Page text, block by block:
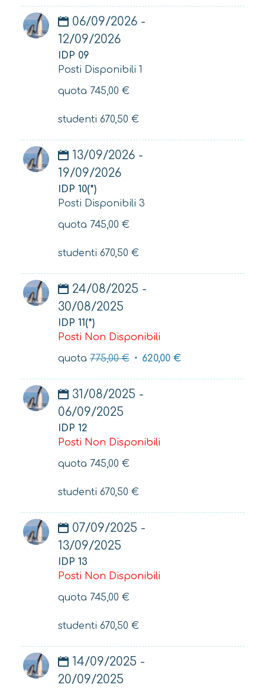
06/09/2026 -
12/09/2026
IDP 09
Posti Disponibili 1
quota 745,00 €
studenti 670,50 €
13/09/2026 -
19/09/2026
IDP 10(*)
Posti Disponibili 3
quota 745,00 €
studenti 670,50 €
24/08/2025 -
30/08/2025
IDP 11(*)
Posti Non Disponibili
quota775,00€ 620,00 €
31/08/2025 -
06/09/2025
IDP 12
Posti Non Disponibili
quota 745,00 €
studenti 670,50 €
07/09/2025 -
13/09/2025
IDP 13
Posti Non Disponibili
quota 745,00 €
studenti 670,50 €
14/09/2025 -
20/09/2025